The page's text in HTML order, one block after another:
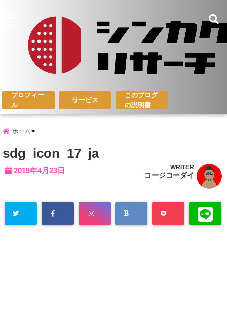
プロフィー
ル
サービス
このブログ
の説明書
ホーム
sdg_icon_17_ja
2018年4月23日 WRITER
コージコーダイ